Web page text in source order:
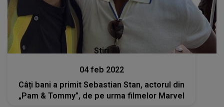
Stiri
04 feb 2022
Câți bani a primit Sebastian Stan, actorul din
„Pam & Tommy”, de pe urma filmelor Marvel